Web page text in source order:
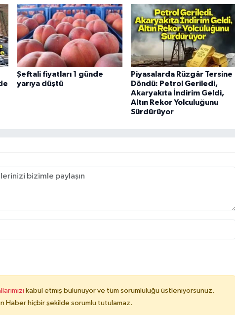
Şeftali fiyatları 1 günde
yarıya düştü
Piyasalarda Rüzgâr Tersine
Döndü: Petrol Geriledi,
Akaryakıta İndirim Geldi,
Altın Rekor Yolculuğunu
Sürdürüyor
kabul etmiş bulunuyor ve tüm sorumluluğu üstleniyorsunuz.
Haber hiçbir şekilde sorumlu tutulamaz.